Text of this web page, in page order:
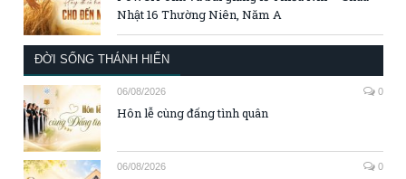
Nhật 16 Thường Niên, Năm A
ĐỜI SỐNG THÁNH HIẾN
06/08/2026 0
Hôn lễ cùng đấng tình quân
06/08/2026 0